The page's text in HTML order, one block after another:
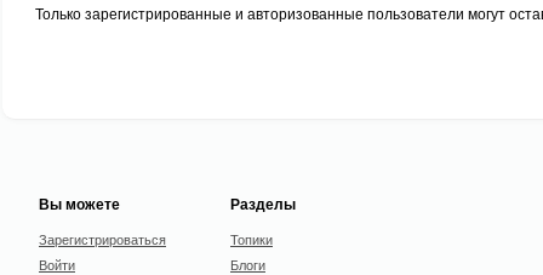
Только зарегистрированные и авторизованные пользователи могут
Вы можете
Зарегистрироваться
Войти
Разделы
Топики
Блоги